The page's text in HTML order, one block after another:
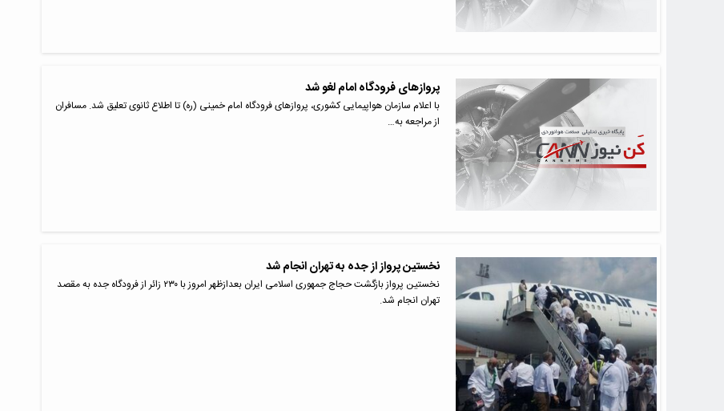
پروازهای فرودگاه امام لغو شد
با اعلام سازمان هواپیمایی کشوری، پروازهای فرودگاه امام خمینی (ره) تا اطلاع ثانوی تعلیق شد. مسافران
از مراجعه به…
نخستین پرواز از جده به تهران انجام شد
نخستین پرواز بازگشت حجاج جمهوری اسلامی ایران بعدازظهر امروز با ۲۳۰ زائر از فرودگاه جده به مقصد
تهران انجام شد.